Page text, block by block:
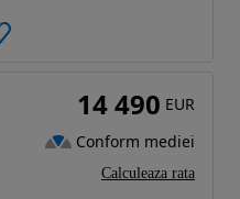
14 490 EUR
Conform mediei
Calculeaza rata